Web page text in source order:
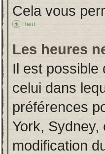
Cela vous
Haut
Les heures
Il est possible
celui dans
préférences
York, Sydney,
modification